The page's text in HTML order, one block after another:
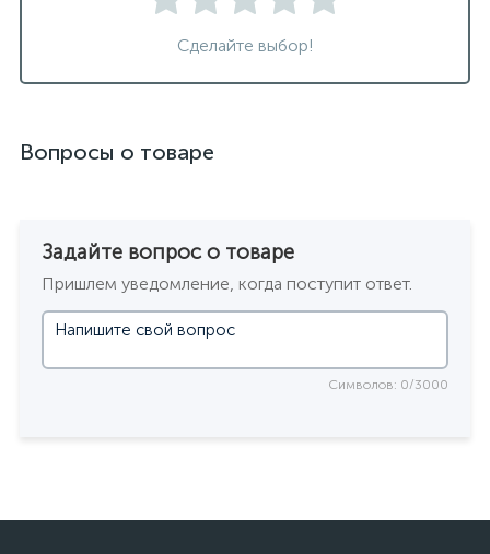
Сделайте выбор!
Вопросы о товаре
Задайте вопрос о товаре
Пришлем уведомление, когда поступит ответ.
Символов: 0/3000